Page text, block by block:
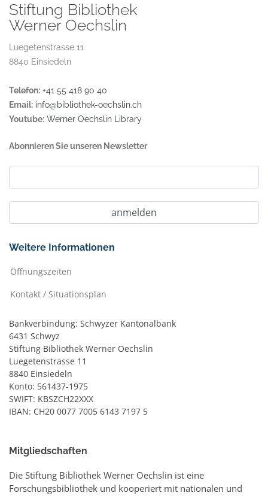
Stiftung Bibliothek
Werner Oechslin
Luegetenstrasse 11
8840 Einsiedeln
Telefon: +41 55 418 90 40
Email: info@bibliothek-oechslin.ch
Youtube: Werner Oechslin Library
Abonnieren Sie unseren Newsletter
Weitere Informationen
Öffnungszeiten
Kontakt / Situationsplan
Bankverbindung: Schwyzer Kantonalbank
6431 Schwyz
Stiftung Bibliothek Werner Oechslin
Luegetenstrasse 11
8840 Einsiedeln
Konto: 561437-1975
SWIFT: KBSZCH22XXX
IBAN: CH20 0077 7005 6143 7197 5
Mitgliedschaften
Die Stiftung Bibliothek Werner Oechslin ist eine
Forschungsbibliothek und kooperiert mit nationalen und